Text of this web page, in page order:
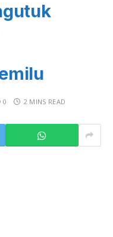
0 2 MINS READ